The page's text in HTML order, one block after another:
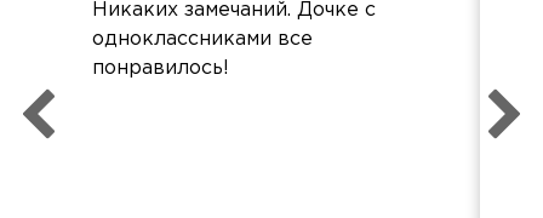
Никаких замечаний. Дочке с
одноклассниками все
понравилось!